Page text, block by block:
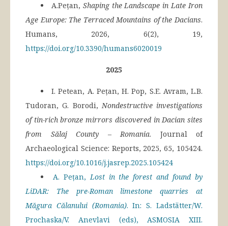
A.Pețan, Shaping the Landscape in Late Iron
Age Europe: The Terraced Mountains of the Dacians.
Humans, 2026, 6(2), 19,
https://doi.org/10.3390/humans6020019
2025
I. Petean, A. Pețan, H. Pop, S.E. Avram, L.B.
Tudoran, G. Borodi,Nondestructive investigations
of tin-rich bronze mirrors discovered in Dacian sites
from Sălaj County – Romania. Journal of
Archaeological Science: Reports, 2025, 65, 105424.
https://doi.org/10.1016/j.jasrep.2025.105424
A. Pețan,Lost in the forest and found by
LiDAR: The pre-Roman limestone quarries at
Măgura Călanului (Romania). In: S. Ladstätter/W.
Prochaska/V. Anevlavi (eds), ASMOSIA XIII.